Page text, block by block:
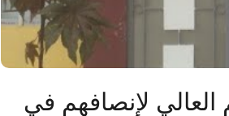
العالي لإنصافهم في